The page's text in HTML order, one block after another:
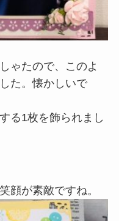
ゃたので、このよ
た。懐かしいで
る1枚を飾られまし
顔が素敵ですね。